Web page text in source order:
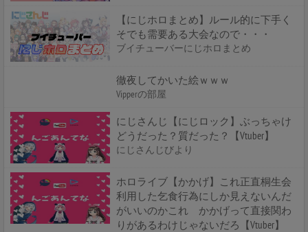
【にじホロまとめ】ルール的に下手く
そでも需要ある大会なので・・・
ブイチューバーにじホロまとめ
徹夜してかいた絵ｗｗｗ
Vipperの部屋
にじさんじ【にじロック】ぶっちゃけ
どうだった？質だった？【Vtuber】
にじさんじびより
ホロライブ【かかげ】これ正直桐生会
利用した乞食行為にしか見えないんだ
がいいのかこれ かかげって直接関わ
りがあるわけじゃないだろ【Vtuber】